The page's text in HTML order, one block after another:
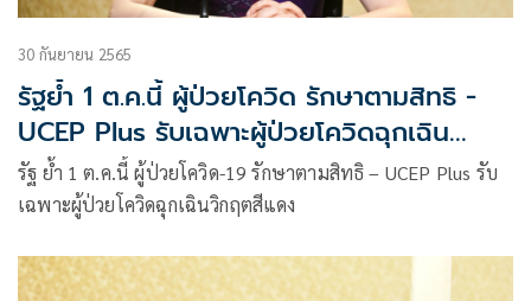
30 กันยายน 2565
รัฐย้ำ 1 ต.ค.นี้ ผู้ป่วยโควิด รักษาตามสิทธิ -
UCEP Plus รับเฉพาะผู้ป่วยโควิดฉุกเฉิน
วิกฤตสีแดง
รัฐ ย้ำ 1 ต.ค.นี้ ผู้ป่วยโควิด-19 รักษาตามสิทธิ – UCEP Plus รับ
เฉพาะผู้ป่วยโควิดฉุกเฉินวิกฤตสีแดง